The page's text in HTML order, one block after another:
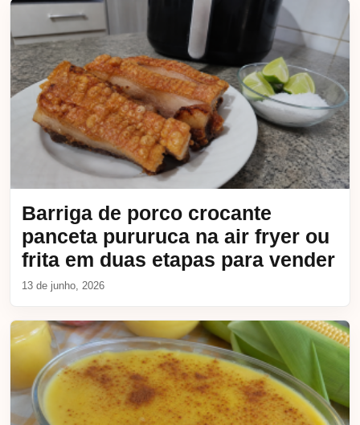
Barriga de porco crocante
panceta pururuca na air fryer ou
frita em duas etapas para vender
13 de junho, 2026